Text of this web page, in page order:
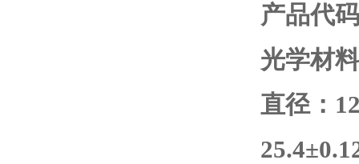
产品代
光学材
直径：
25.4